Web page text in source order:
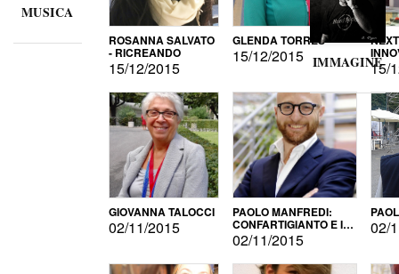
MUSICA
ROSANNA SALVATO
- RICREANDO
15/12/2015
GLENDA TORRES
15/12/2015
15/
GIOVANNA TALOCCI
02/11/2015
PAOLO MANFREDI:
CONFARTIGIANTO E IL
SONDAGGIO
02/11/2015
02/
IMMAGINE